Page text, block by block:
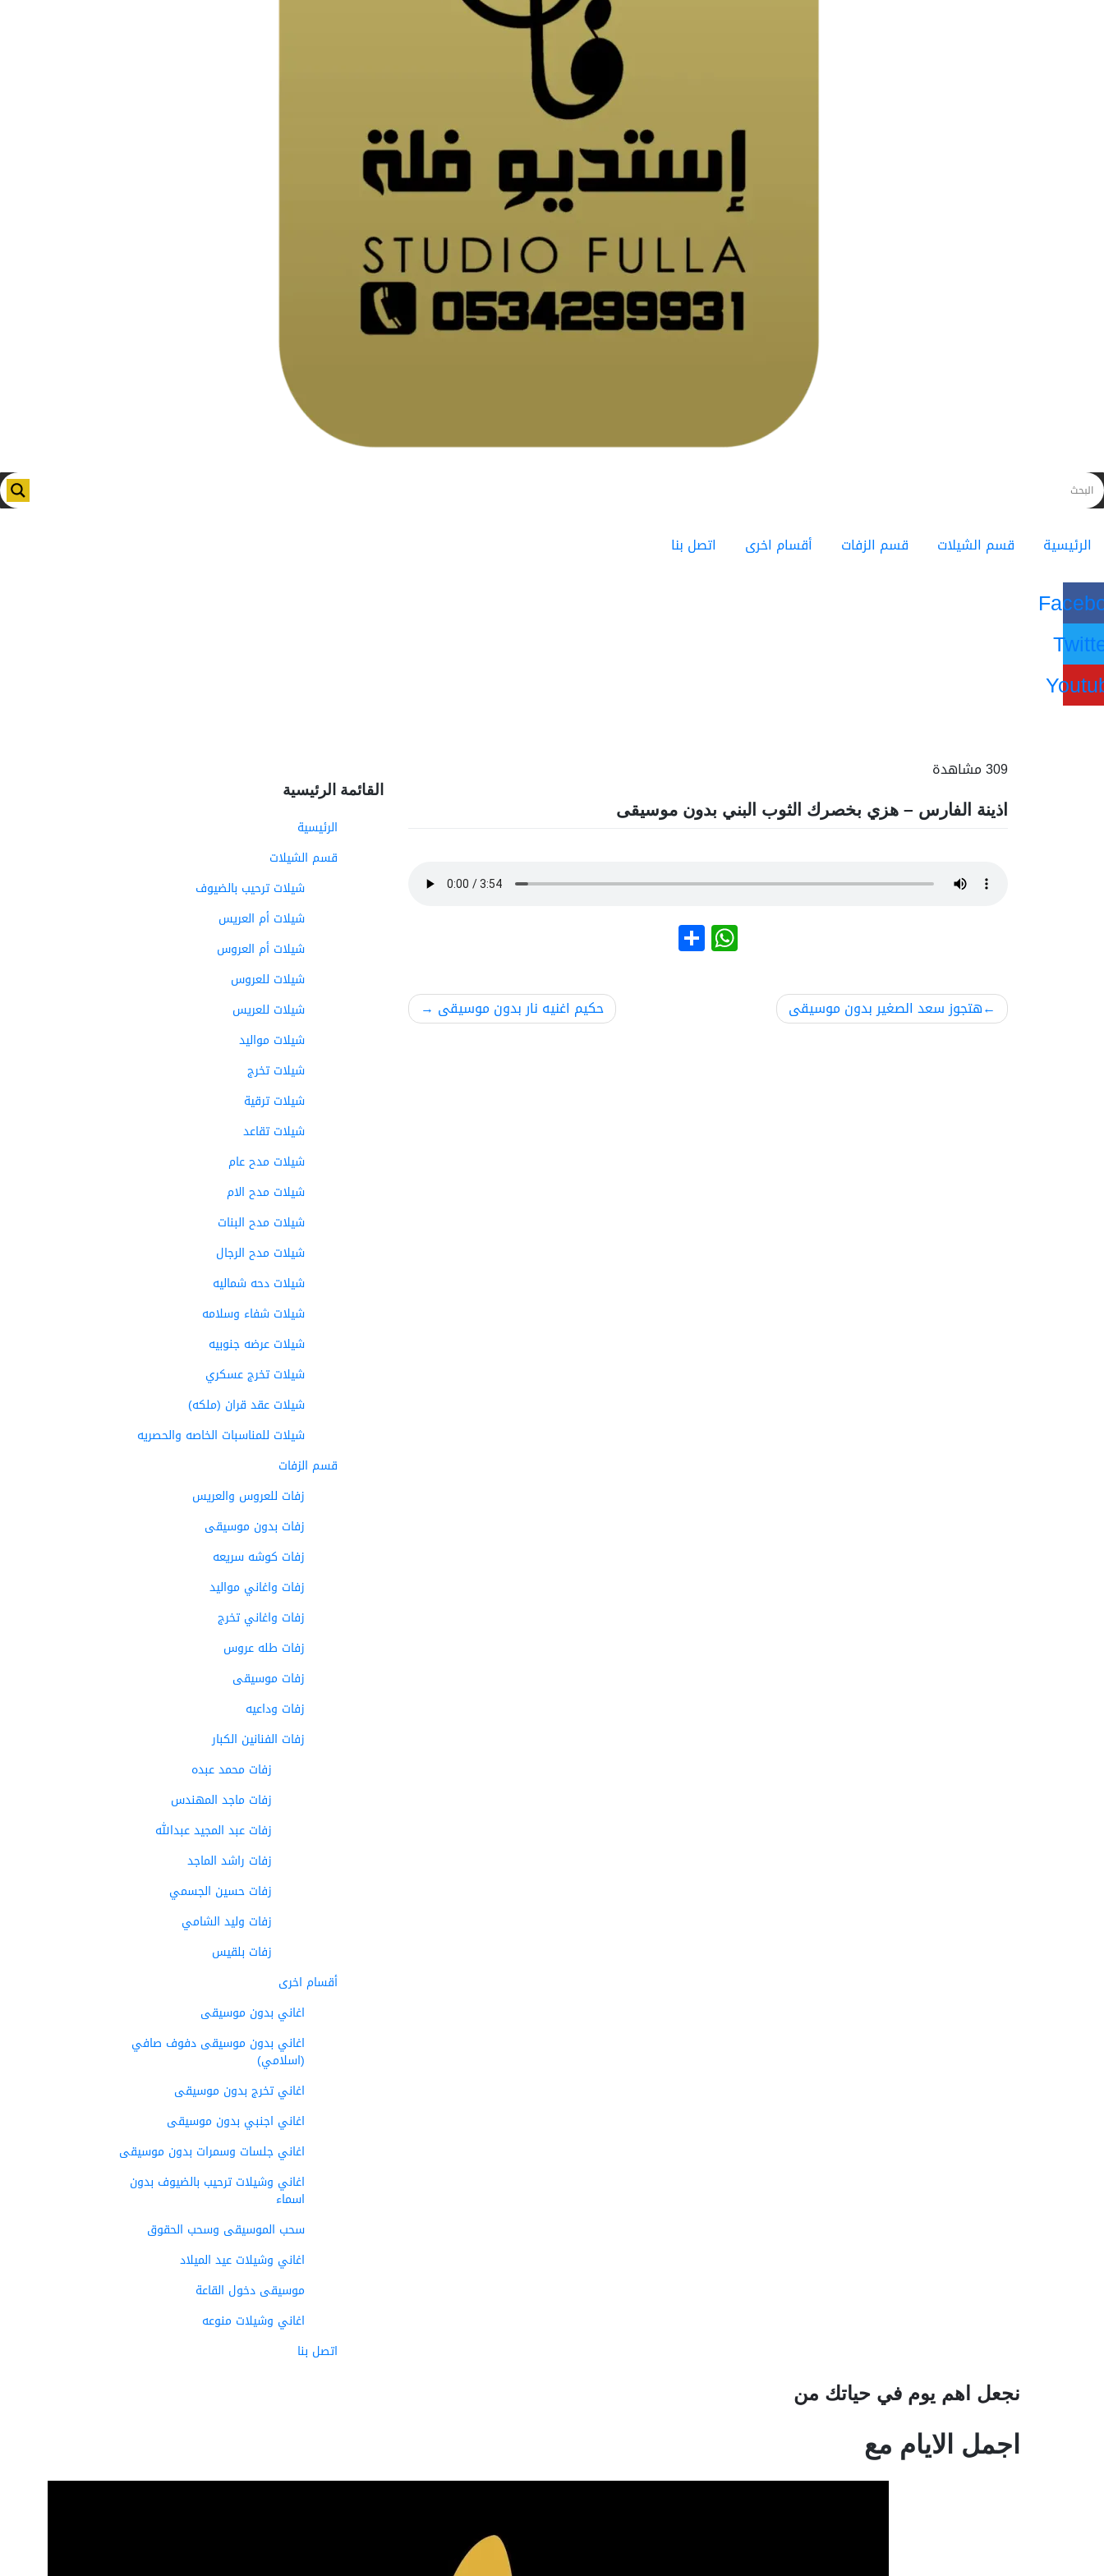
الرئيسية قسم الشيلات قسم الزفات أقسام اخرى اتصل بنا
309 مشاهدة
اذينة الفارس – هزي بخصرك الثوب البني بدون موسيقى
WhatsApp
تصفّح
المقالات
هتجوز سعد الصغير بدون موسيقى حكيم اغنيه نار بدون موسيقى
القائمة الرئيسية
الرئيسية
قسم الشيلات
شيلات ترحيب بالضيوف
شيلات أم العريس
شيلات أم العروس
شيلات للعروس
شيلات للعريس
شيلات مواليد
شيلات تخرج
شيلات ترقية
شيلات تقاعد
شيلات مدح عام
شيلات مدح الام
شيلات مدح البنات
شيلات مدح الرجال
شيلات دحه شماليه
شيلات شفاء وسلامه
شيلات عرضه جنوبيه
شيلات تخرج عسكري
شيلات عقد قران (ملكه)
شيلات للمناسبات الخاصه والحصريه
قسم الزفات
زفات للعروس والعريس
زفات بدون موسيقى
زفات كوشه سريعه
زفات واغاني مواليد
زفات واغاني تخرج
زفات طله عروس
زفات موسيقى
زفات وداعيه
زفات الفنانين الكبار
زفات محمد عبده
زفات ماجد المهندس
زفات عبد المجيد عبدالله
زفات راشد الماجد
زفات حسين الجسمي
زفات وليد الشامي
زفات بلقيس
أقسام اخرى
اغاني بدون موسيقى
اغاني بدون موسيقى دفوف صافي
(اسلامي)
اغاني تخرج بدون موسيقى
اغاني اجنبي بدون موسيقى
اغاني جلسات وسمرات بدون موسيقى
اغاني وشيلات ترحيب بالضيوف بدون
اسماء
سحب الموسيقى وسحب الحقوق
اغاني وشيلات عيد الميلاد
موسيقى دخول القاعة
اغاني وشيلات منوعه
اتصل بنا
نجعل اهم يوم في حياتك من
اجمل الايام مع